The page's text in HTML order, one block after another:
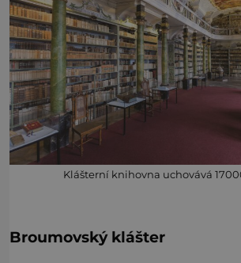
Klášterní knihovna uchovává
Broumovský klášter